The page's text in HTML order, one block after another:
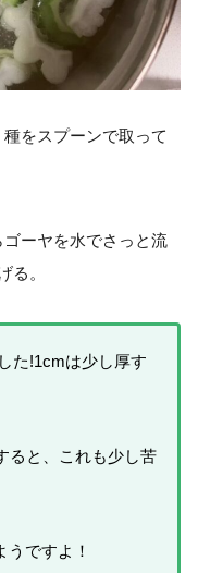
をスプーンで取って
ーヤを水でさっと流
る。
た!1cmは少し厚す
ると、これも少し苦
うですよ！